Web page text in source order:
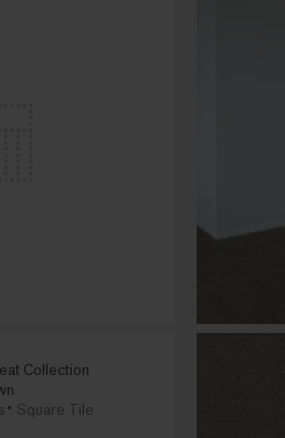
Collection
Square Tile